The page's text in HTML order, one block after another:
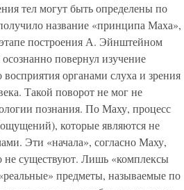
тел могут быть определены по
название «принципа Маха»,
построения А. Эйнштейном
повернул изучение
органами слуха и зрения
Такой поворот не мог не
познания. По Маху, процесс
которые являются не
Эти «начала», согласно Маху,
не существуют. Лишь «комплексы
предметы, называемые по